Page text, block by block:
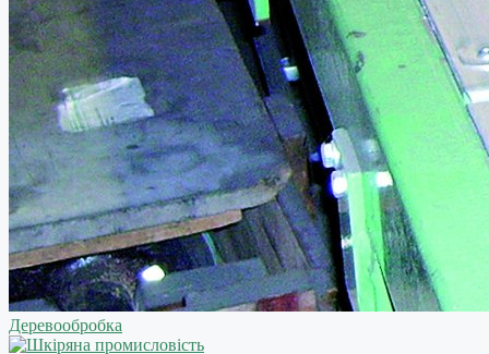
Деревообробка